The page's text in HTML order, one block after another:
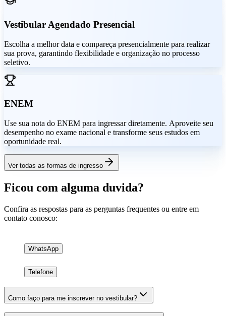
Vestibular Agendado Presencial
Escolha a melhor data e compareça presencialmente para realizar
sua prova, garantindo flexibilidade e organização no processo
seletivo.
ENEM
Use sua nota do ENEM para ingressar diretamente. Aproveite seu
desempenho no exame nacional e transforme seus estudos em
oportunidade real.
Ver todas as formas de ingresso
Ficou com alguma duvida?
Confira as respostas para as perguntas frequentes ou entre em
contato conosco:
WhatsApp
Telefone
Como faço para me inscrever no vestibular?